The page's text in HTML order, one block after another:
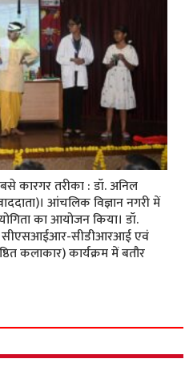
कारगर तरीका : डॉ. अनिल
आंचलिक विज्ञान नगरी में
का आयोजन किया। डॉ.
सीएसआईआर-सीडीआरआई एवं
कलाकार) कार्यक्रम में बतौर